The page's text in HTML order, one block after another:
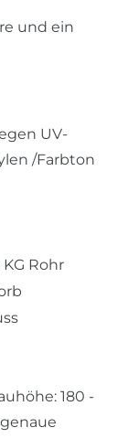
und ein
UV-
/Farbton
Rohr
180 -